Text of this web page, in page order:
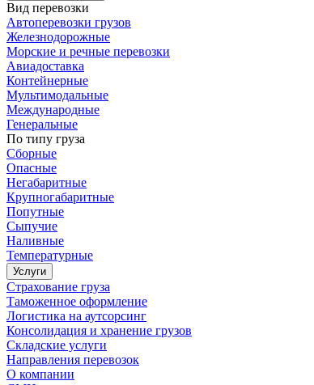
Вид перевозки
Автоперевозки грузов
Железнодорожные
Морские и речные перевозки
Авиадоставка
Контейнерные
Мультимодальные
Международные
Генеральные
По типу груза
Сборные
Опасные
Негабаритные
Крупногабаритные
Попутные
Сыпучие
Наливные
Температурные
Услуги
Страхование груза
Таможенное оформление
Логистика на аутсорсинг
Консолидация и хранение грузов
Складские услуги
Направления перевозок
О компании